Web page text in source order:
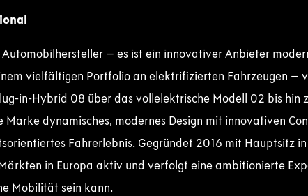
Automobilhersteller – es ist ein innovativer Anbieter
vielfältigen Portfolio an elektrifizierten Fahrzeugen –
in-Hybrid 08 über das vollelektrische Modell 02 bis hin
dynamisches, modernes Design mit innovativen
Fahrerlebnis. Gegründet 2016 mit Hauptsitz
in Europa aktiv und verfolgt eine ambitionierte
Mobilität sein kann.